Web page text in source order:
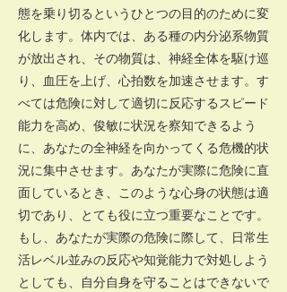
態を乗り切るというひとつの目的のために変
化します。体内では、ある種の内分泌系物質
が放出され、その物質は、神経全体を駆け巡
り、血圧を上げ、心拍数を加速させます。す
べては危険に対して適切に反応するスピード
能力を高め、俊敏に状況を察知できるよう
に、あなたの全神経を向かってくる危機的状
況に集中させます。あなたが実際に危険に直
面しているとき、このような心身の状態は適
切であり、とても役に立つ重要なことです。
もし、あなたが実際の危険に際して、日常生
活レベル並みの反応や知覚能力で対処しよう
としても、自分自身を守ることはできないで